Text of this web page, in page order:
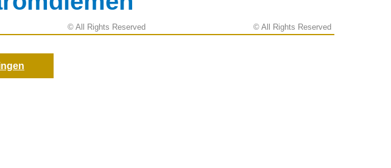
© All Rights Reserved © All Rights Reserved